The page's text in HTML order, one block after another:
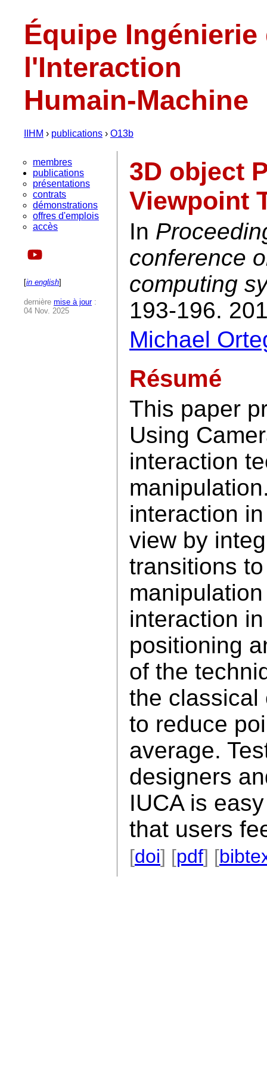
Équipe Ingénierie
l'Interaction
Humain-Machine
IIHM › publications › O13b
membres
publications
présentations
contrats
démonstrations
offres d'emplois
accès
[in english]
dernière mise à jour:
04 Nov. 2025
3D object
Viewpoint
In
conference
computing
193-196.
Michael
Résumé
This paper
Using
interaction
interaction
view by
transitions
interaction
positioning
of the
the classical
to reduce
average.
designers
IUCA is
that users
[doi] [pdf] [